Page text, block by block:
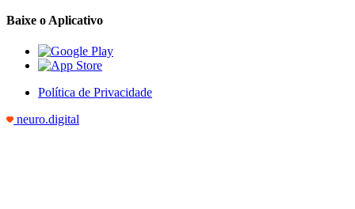
Baixe o Aplicativo
Política de Privacidade
neuro.digital